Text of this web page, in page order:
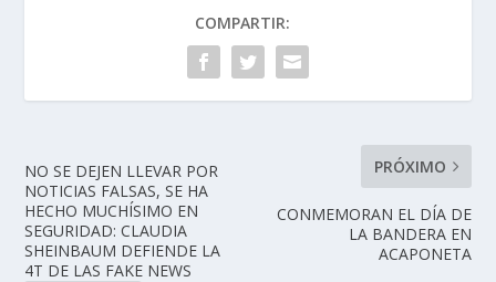
COMPARTIR:
NO SE DEJEN LLEVAR POR
NOTICIAS FALSAS, SE HA
HECHO MUCHÍSIMO EN
SEGURIDAD: CLAUDIA
SHEINBAUM DEFIENDE LA
4T DE LAS FAKE NEWS
PRÓXIMO
CONMEMORAN EL DÍA DE
LA BANDERA EN
ACAPONETA